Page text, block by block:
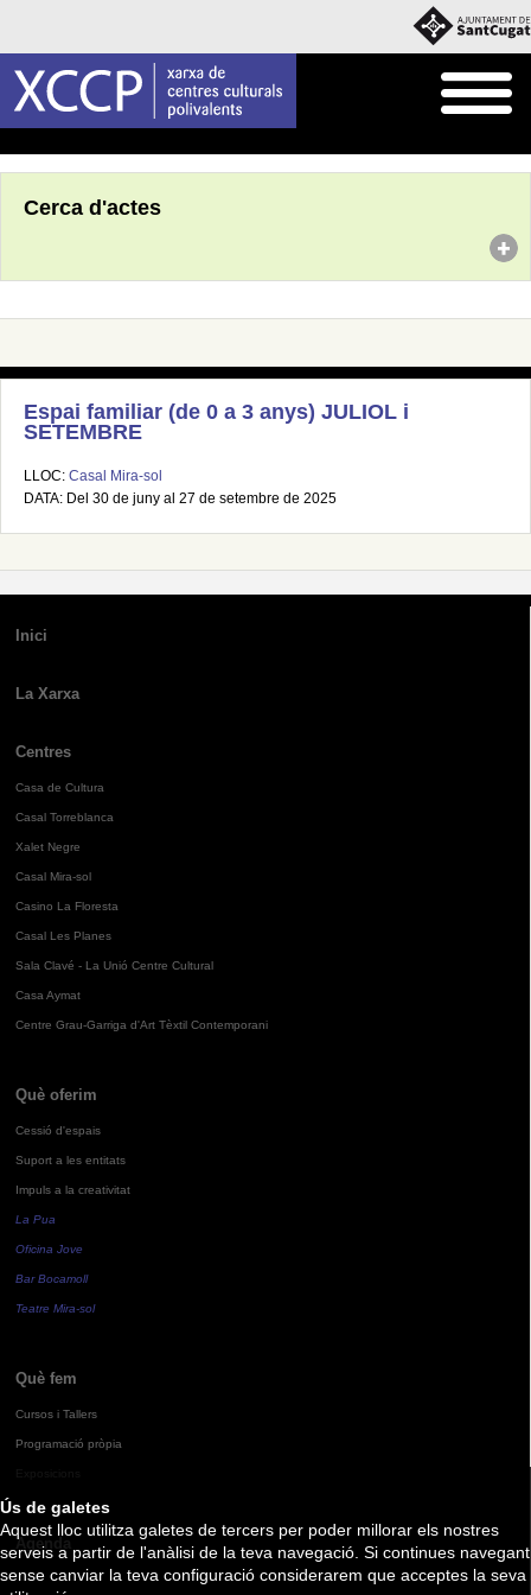
Ús de galetes
Aquest lloc utilitza galetes de tercers per poder millorar els nostres
serveis a partir de l'anàlisi de la teva navegació. Si continues navegant
sense canviar la teva configuració considerarem que acceptes la seva
Cerca d'actes
Espai familiar (de 0 a 3 anys) JULIOL i
SETEMBRE
LLOC: Casal Mira-sol
DATA: Del 30 de juny al 27 de setembre de 2025
Inici
La Xarxa
Centres
Casa de Cultura
Casal Torreblanca
Xalet Negre
Casal Mira-sol
Casino La Floresta
Casal Les Planes
Sala Clavé - La Unió Centre Cultural
Casa Aymat
Centre Grau-Garriga d'Art Tèxtil Contemporani
Què oferim
Cessió d'espais
Suport a les entitats
Impuls a la creativitat
La Pua
Oficina Jove
Bar Bocamoll
Teatre Mira-sol
Què fem
Cursos i Tallers
Programació pròpia
Agenda